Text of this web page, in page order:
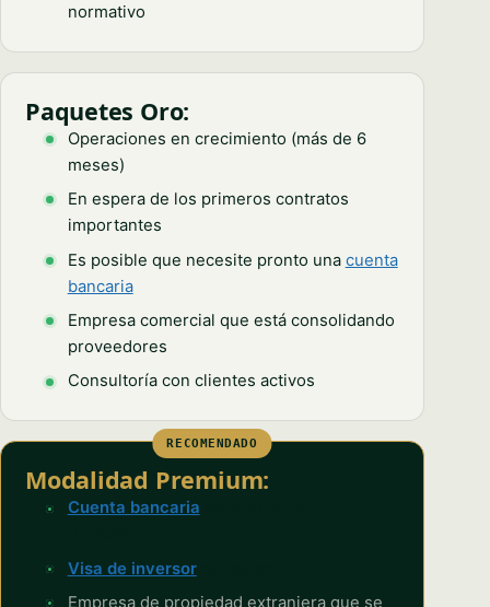
normativo
Paquetes Oro:
Operaciones en crecimiento (más de 6
meses)
En espera de los primeros contratos
importantes
Es posible que necesite pronto una cuenta
bancaria
Empresa comercial que está consolidando
proveedores
Consultoría con clientes activos
RECOMENDADO
Modalidad Premium:
Cuenta bancaria
Visa de inversorobligatoria
Empresa de propiedad extranjera que se